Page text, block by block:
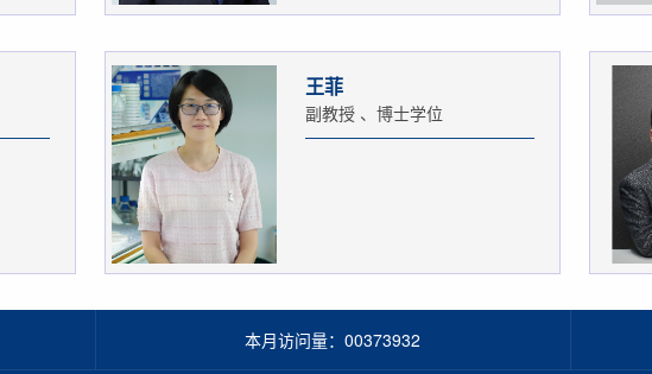
王菲
副教授 、博士学位
本月访问量： 00373932